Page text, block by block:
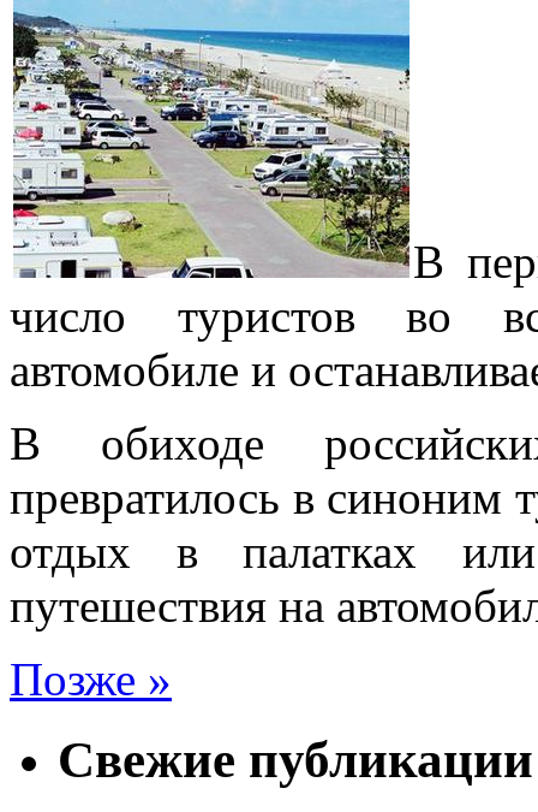
В
число туристов во
автомобиле и
В обиходе
превратилось в синоним
отдых в палатках
путешествия на
Позже »
Свежие публикации